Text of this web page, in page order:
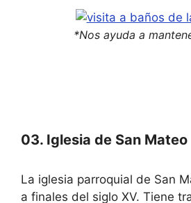
*Nos ayuda a
03. Iglesia de San Mateo
La iglesia parroquial de San
a finales del siglo XV. Tiene